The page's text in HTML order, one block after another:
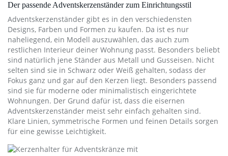
Der passende Adventskerzenständer zum Einrichtungsstil
Adventskerzenständer gibt es in den verschiedensten
Designs, Farben und Formen zu kaufen. Da ist es nur
naheliegend, ein Modell auszuwählen, das auch zum
restlichen Interieur deiner Wohnung passt. Besonders beliebt
sind natürlich jene Ständer aus Metall und Gusseisen. Nicht
selten sind sie in Schwarz oder Weiß gehalten, sodass der
Fokus ganz und gar auf den Kerzen liegt. Besonders passend
sind sie für moderne oder minimalistisch eingerichtete
Wohnungen. Der Grund dafür ist, dass die eisernen
Adventskerzenständer meist sehr einfach gehalten sind.
Klare Linien, symmetrische Formen und feinen Details sorgen
für eine gewisse Leichtigkeit.